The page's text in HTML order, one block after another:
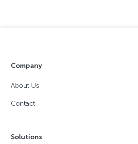
Company
About Us
Contact
Solutions